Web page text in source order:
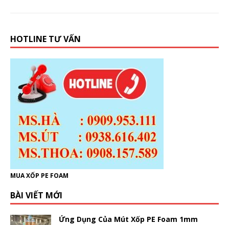
HOTLINE TƯ VẤN
MUA XỐP PE FOAM
BÀI VIẾT MỚI
Ứng Dụng Của Mút Xốp PE Foam 1mm